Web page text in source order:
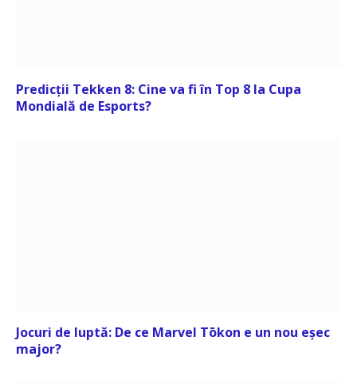
Predicții Tekken 8: Cine va fi în Top 8 la Cupa
Mondială de Esports?
Jocuri de luptă: De ce Marvel Tōkon e un nou eșec
major?